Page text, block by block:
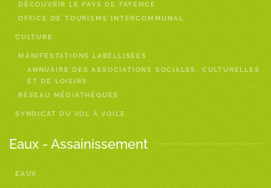
DÉCOUVRIR LE PAYS DE FAYENCE
OFFICE DE TOURISME INTERCOMMUNAL
CULTURE
MANIFESTATIONS LABELLISÉES
ANNUAIRE DES ASSOCIATIONS SOCIALES, CULTURELLES
ET DE LOISIRS
RÉSEAU MÉDIATHÈQUES
SYNDICAT DU VOL À VOILE
Eaux - Assainissement
EAUX